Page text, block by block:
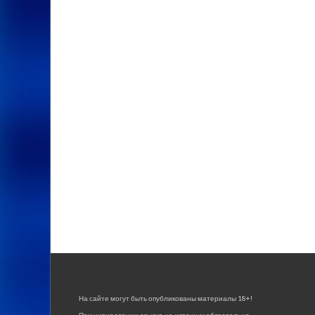
На сайте могут быть опубликованы материалы 18+!